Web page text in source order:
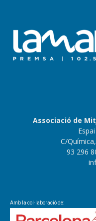
Associació de
C/
93 296
Amb la col·laboració de: